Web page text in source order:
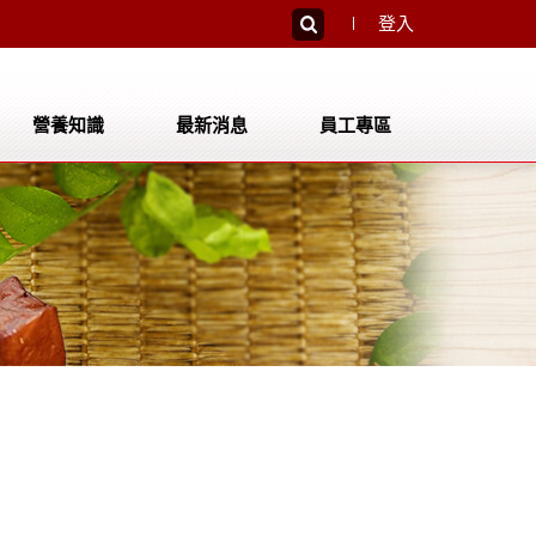
登入
營養知識 最新消息 員工專區
員工登入